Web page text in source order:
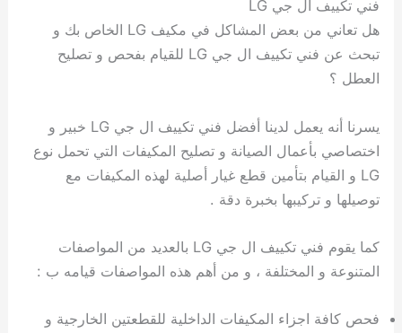
فني تكييف ال جي LG
هل تعاني من بعض المشاكل في مكيف LG الخاص بك و
تبحث عن فني تكييف ال جي LG للقيام بفحص و تصليح
العطل ؟
يسرنا أنه يعمل لدينا أفضل فني تكييف ال جي LG خبير و
اختصاصي بأعمال الصيانة و تصليح المكيفات التي تحمل نوع
LG و القيام بتأمين قطع غيار أصلية لهذه المكيفات مع
توصيلها و تركيبها بخبرة دقة .
كما يقوم فني تكييف ال جي LG بالعديد من المواصفات
المتنوعة و المختلفة ، و من أهم هذه المواصفات قيامه ب :
فحص كافة اجزاء المكيفات الداخلية للقطعتين الخارجية و